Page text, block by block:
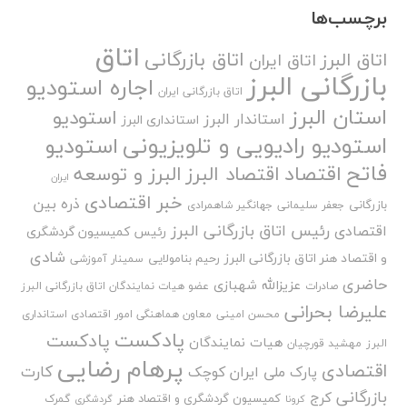
برچسب‌ها
اتاق البرز اتاق ایران اتاق بازرگانی اتاق
بازرگانی البرز اتاق بازرگانی ایران اجاره استودیو
استان البرز استاندار البرز استانداری البرز استودیو
استودیو رادیویی و تلویزیونیاستودیو
فاتح اقتصاد اقتصاد البرزالبرز و توسعه ایران
بازرگانی جعفر سلیمانی جهانگیر شاهمرادی خبر اقتصادی ذره بین
اقتصادی رئیس اتاق بازرگانی البرز رئیس کمیسیون گردشگری
و اقتصاد هنر اتاق بازرگانی البرز رحیم بنامولایی سمینار آموزشی شادی
حاضری صادرات عزیزالله شهبازی عضو هیات نمایندگان اتاق بازرگانی البرز
علیرضا بحرانی محسن امینی معاون هماهنگی امور اقتصادی استانداری
البرز مهشید قورچیان هیات نمایندگان پادکست پادکست
اقتصادی پارک ملی ایران کوچک پرهام رضایی کارت
بازرگانی کرج کرونا کمیسیون گردشگری و اقتصاد هنر گردشگری گمرک